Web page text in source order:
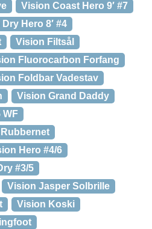
Vision Coast Hero 9′ #7
Hero 8′ #4
Vision Filtsål
Fluorocarbon Forfang
Foldbar Vadestav
Vision Grand Daddy
WF
Hero #4/6
#3/5
Vision Jasper Solbrille
Vision Koski